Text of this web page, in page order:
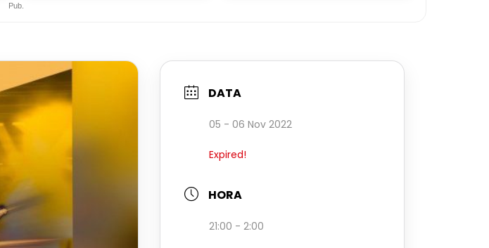
Pub.
DATA
05 - 06 Nov 2022
Expired!
HORA
21:00 - 2:00